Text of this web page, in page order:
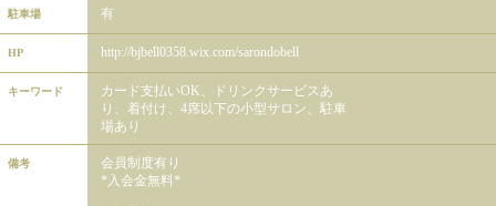
駐車場 有
HP http://bjbell0358.wix.com/sarondobell
キーワード
カード支払いOK、ドリンクサービスあ
り、着付け、4席以下の小型サロン、駐車
場あり
備考
会員制度有り
*入会金無料*